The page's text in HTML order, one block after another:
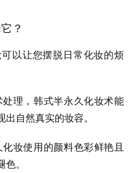
？
以让您摆脱日常化妆的烦
理，韩式半永久化妆术能
自然真实的妆容。
妆使用的颜料色彩鲜艳且
。